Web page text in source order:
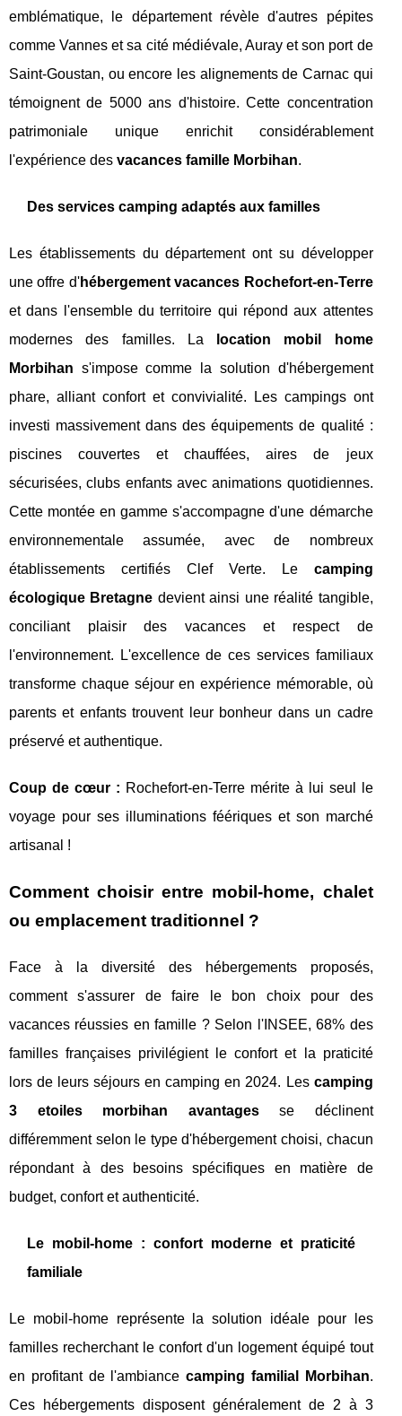
emblématique, le département révèle d'autres pépites
comme Vannes et sa cité médiévale, Auray et son port de
Saint-Goustan, ou encore les alignements de Carnac qui
témoignent de 5000 ans d'histoire. Cette concentration
patrimoniale unique enrichit considérablement
l'expérience des vacances famille Morbihan.
Des services camping adaptés aux familles
Les établissements du département ont su développer
une offre d'hébergement vacances Rochefort-en-Terre
et dans l'ensemble du territoire qui répond aux attentes
modernes des familles. La
location mobil home
Morbihan s'impose comme la solution d'hébergement
phare, alliant confort et convivialité. Les campings ont
investi massivement dans des équipements de qualité :
piscines couvertes et chauffées, aires de jeux
sécurisées, clubs enfants avec animations quotidiennes.
Cette montée en gamme s'accompagne d'une démarche
environnementale assumée, avec de nombreux
établissements certifiés Clef Verte. Le camping
écologique Bretagne devient ainsi une réalité tangible,
conciliant plaisir des vacances et respect de
l'environnement. L'excellence de ces services familiaux
transforme chaque séjour en expérience mémorable, où
parents et enfants trouvent leur bonheur dans un cadre
préservé et authentique.
Coup de cœur : Rochefort-en-Terre mérite à lui seul le
voyage pour ses illuminations féériques et son marché
artisanal !
Comment choisir entre mobil-home, chalet
ou emplacement traditionnel ?
Face à la diversité des hébergements proposés,
comment s'assurer de faire le bon choix pour des
vacances réussies en famille ? Selon l'INSEE, 68% des
familles françaises privilégient le confort et la praticité
lors de leurs séjours en camping en 2024. Les camping
3 etoiles morbihan avantagesse déclinent
différemment selon le type d'hébergement choisi, chacun
répondant à des besoins spécifiques en matière de
budget, confort et authenticité.
Le mobil-home : confort moderne et praticité
familiale
Le mobil-home représente la solution idéale pour les
familles recherchant le confort d'un logement équipé tout
en profitant de l'ambiancecamping familial Morbihan.
Ces hébergements disposent généralement de 2 à 3